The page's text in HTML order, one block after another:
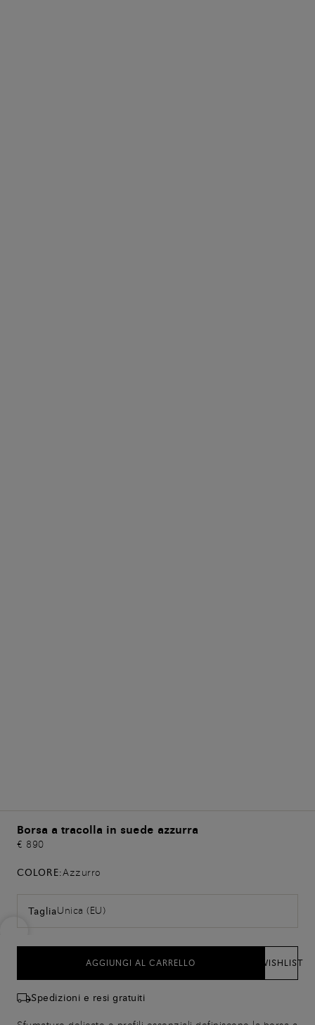
Borsa a tracolla in suede azzurra
€ 890
COLORE:Azzurro
TagliaUnica (EU)
AGGIUNGI AL CARRELLO WISHLIST
Spedizioni e resi gratuiti